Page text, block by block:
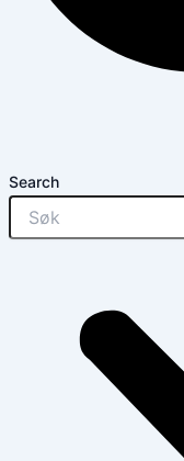
Search